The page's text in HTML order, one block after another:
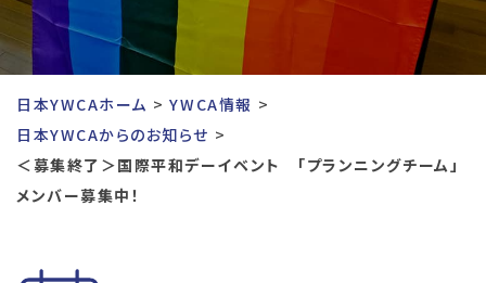
# 地域YWCA
# 東日本大震災被災者支援
# 若い女性のリーダーシップ
日本YWCAホーム
YWCA情報
日本YWCAからのお知らせ
＜募集終了＞国際平和デーイベント 「プランニングチーム」
メンバー募集中！